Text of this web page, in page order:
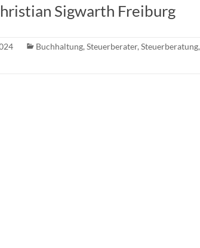
Sigwarth Freiburg
Buchhaltung, Steuerberater, Steuerberatung,